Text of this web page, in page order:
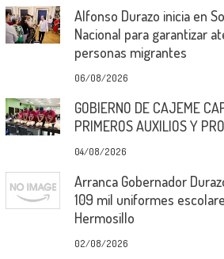
Alfonso Durazo inicia en
Nacional para garantizar
personas migrantes
06/08/2026
GOBIERNO DE CAJEME
PRIMEROS AUXILIOS Y
04/08/2026
Arranca Gobernador
109 mil uniformes
Hermosillo
02/08/2026